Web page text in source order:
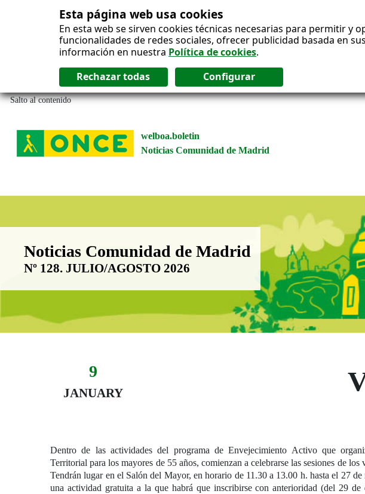
Esta página web usa cookies
En esta web se sirven cookies técnicas necesarias para permitir y
funcionalidades de redes sociales, ofrecer publicidad basada en
información en nuestra Política de cookies.
Salto al contenido
welboa.boletin
Noticias Comunidad de Madrid
Boletín Noticias Comunidad de Madrid
Noticias Comunidad de Madrid
Nº 128. JULIO/AGOSTO 2026
Fecha del evento
9
JANUARY
09 January
Dentro de las actividades del programa de Envejecimiento Activo que
Territorial para los mayores de 55 años, comienzan a celebrarse las sesiones de los
Tendrán lugar en el Salón del Mayor, en horario de 11.30 a 13.00 h. hasta el 27 de
una actividad gratuita a la que habrá que inscribirse con anterioridad (del 29